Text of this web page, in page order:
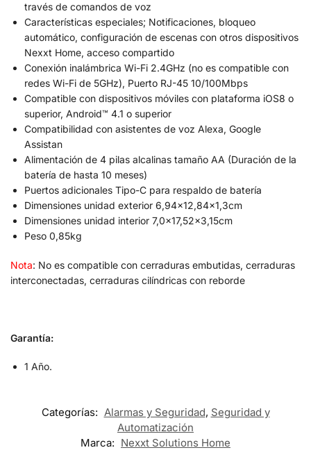
través de comandos de voz
Características especiales; Notificaciones, bloqueo
automático, configuración de escenas con otros dispositivos
Nexxt Home, acceso compartido
Conexión inalámbrica Wi-Fi 2.4GHz (no es compatible con
redes Wi-Fi de 5GHz), Puerto RJ-45 10/100Mbps
Compatible con dispositivos móviles con plataforma iOS8 o
superior, Android™ 4.1 o superior
Compatibilidad con asistentes de voz Alexa, Google
Assistan
Alimentación de 4 pilas alcalinas tamaño AA (Duración de la
batería de hasta 10 meses)
Puertos adicionales Tipo-C para respaldo de batería
Dimensiones unidad exterior 6,94×12,84×1,3cm
Dimensiones unidad interior 7,0×17,52×3,15cm
Peso 0,85kg
Nota: No es compatible con cerraduras embutidas, cerraduras
interconectadas, cerraduras cilíndricas con reborde
Garantía:
1 Año.
Categorías: Alarmas y Seguridad, Seguridad y
Automatización
Marca: Nexxt Solutions Home